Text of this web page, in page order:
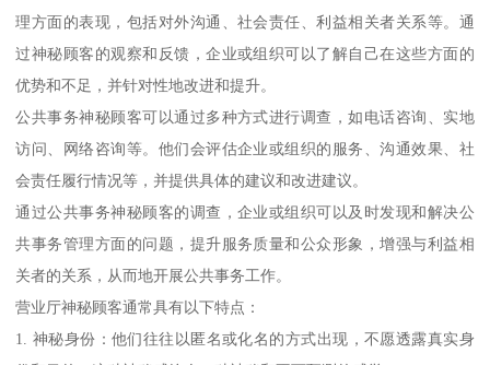
理方面的表现，包括对外沟通、社会责任、利益相关者关系等。通
过神秘顾客的观察和反馈，企业或组织可以了解自己在这些方面的
优势和不足，并针对性地改进和提升。
公共事务神秘顾客可以通过多种方式进行调查，如电话咨询、实地
访问、网络咨询等。他们会评估企业或组织的服务、沟通效果、社
会责任履行情况等，并提供具体的建议和改进建议。
通过公共事务神秘顾客的调查，企业或组织可以及时发现和解决公
共事务管理方面的问题，提升服务质量和公众形象，增强与利益相
关者的关系，从而地开展公共事务工作。
营业厅神秘顾客通常具有以下特点：
1. 神秘身份：他们往往以匿名或化名的方式出现，不愿透露真实身